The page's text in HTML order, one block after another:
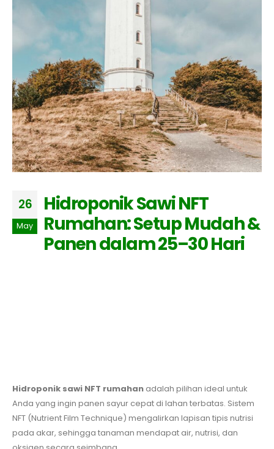
26
May
Hidroponik Sawi NFT
Rumahan: Setup Mudah &
Panen dalam 25–30 Hari
Hidroponik sawi NFT rumahan adalah pilihan ideal untuk
Anda yang ingin panen sayur cepat di lahan terbatas. Sistem
NFT (Nutrient Film Technique) mengalirkan lapisan tipis nutrisi
pada akar, sehingga tanaman mendapat air, nutrisi, dan